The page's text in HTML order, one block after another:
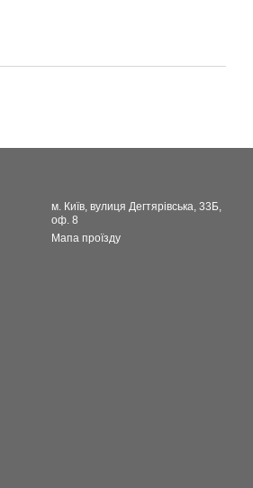
м. Київ, вулиця Дегтярівська, 33Б,
оф. 8
Мапа проїзду